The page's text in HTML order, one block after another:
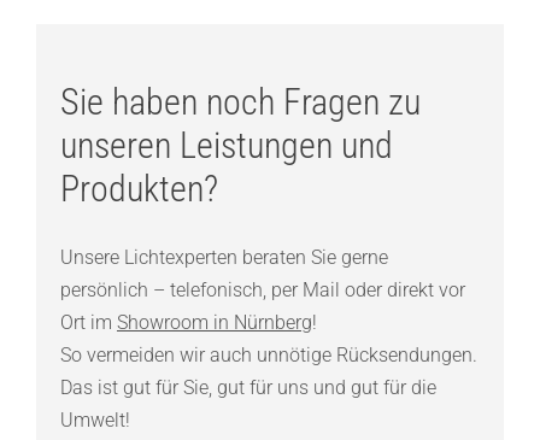
Sie haben noch Fragen zu
unseren Leistungen und
Produkten?
Unsere Lichtexperten beraten Sie gerne
persönlich – telefonisch, per Mail oder direkt vor
Ort im Showroom in Nürnberg!
So vermeiden wir auch unnötige Rücksendungen.
Das ist gut für Sie, gut für uns und gut für die
Umwelt!